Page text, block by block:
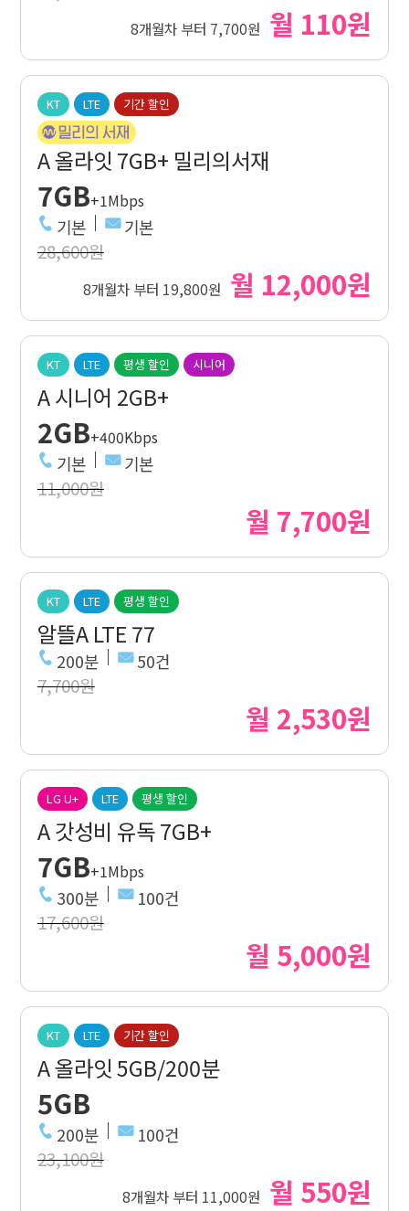
8개월차 부터 7,700원 월 110원
KT LTE 기간 할인
A 올라잇 7GB+ 밀리의서재
7GB+1Mbps
기본 기본
28,600원
8개월차 부터 19,800원 월 12,000원
KT LTE 평생 할인 시니어
A 시니어 2GB+
2GB+400Kbps
기본 기본
11,000원
월 7,700원
KT LTE 평생 할인
알뜰A LTE 77
200분 50건
7,700원
월 2,530원
LG U+ LTE 평생 할인
A 갓성비 유독 7GB+
7GB+1Mbps
300분 100건
17,600원
월 5,000원
KT LTE 기간 할인
A 올라잇 5GB/200분
5GB
200분 100건
23,100원
8개월차 부터 11,000원 월 550원